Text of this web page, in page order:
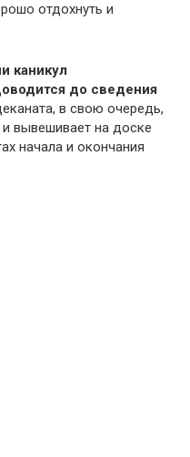
отдохнуть и
каникул
до сведения
в свою очередь,
вывешивает на доске
начала и окончания